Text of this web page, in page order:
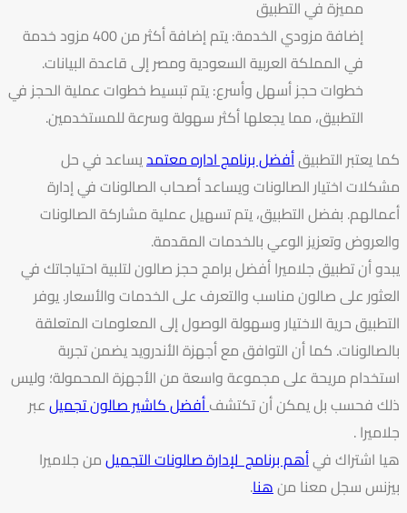
مميزة في التطبيق
إضافة مزودي الخدمة: يتم إضافة أكثر من 400 مزود خدمة
في المملكة العربية السعودية ومصر إلى قاعدة البيانات.
خطوات حجز أسهل وأسرع: يتم تبسيط خطوات عملية الحجز في
التطبيق، مما يجعلها أكثر سهولة وسرعة للمستخدمين.
كما يعتبر التطبيقأفضل برنامج اداره معتمديساعد في حل
مشكلات اختيار الصالونات ويساعد أصحاب الصالونات في إدارة
أعمالهم. بفضل التطبيق، يتم تسهيل عملية مشاركة الصالونات
والعروض وتعزيز الوعي بالخدمات المقدمة.
يبدو أن تطبيق جلاميرا أفضل برامج حجز صالون لتلبية احتياجاتك في
العثور على صالون مناسب والتعرف على الخدمات والأسعار. يوفر
التطبيق حرية الاختيار وسهولة الوصول إلى المعلومات المتعلقة
بالصالونات. كما أن التوافق مع أجهزة الأندرويد يضمن تجربة
استخدام مريحة على مجموعة واسعة من الأجهزة المحمولة؛ وليس
ذلك فحسب بل يمكن أن تكتشفأفضل كاشير صالون تجميلعبر
جلاميرا .
هيا اشتراك فيأهم برنامج لإدارة صالونات التجميلمن جلاميرا
بيزنس سجل معنا منهنا.